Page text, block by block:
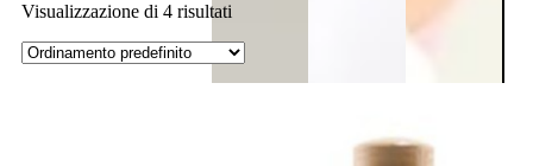
Visualizzazione di 4 risultati